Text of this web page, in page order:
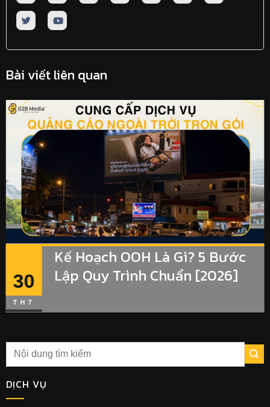
Bài viết liên quan
30
TH7
Kế Hoạch OOH Là Gì? 5 Bước
Lập Quy Trình Chuẩn [2026]
DỊCH VỤ